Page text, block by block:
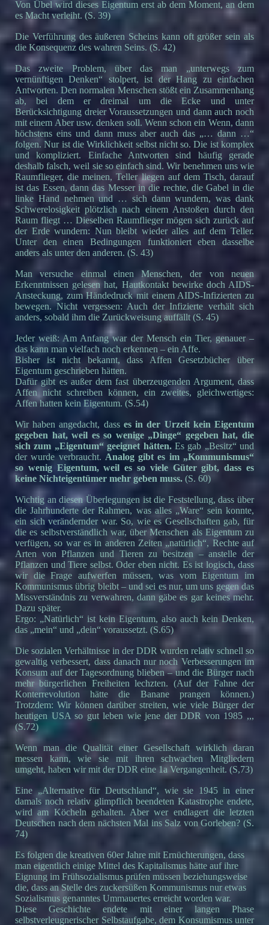
Von Übel wird dieses Eigentum erst ab dem Moment, an dem
es Macht verleiht. (S. 39)
Die Verführung des äußeren Scheins kann oft größer sein als
die Konsequenz des wahren Seins. (S. 42)
Das zweite Problem, über das man „unterwegs zum
vernünftigen Denken“ stolpert, ist der Hang zu einfachen
Antworten. Den normalen Menschen stößt ein Zusammenhang
ab, bei dem er dreimal um die Ecke und unter
Berücksichtigung dreier Voraussetzungen und dann auch noch
mit einem Aber usw. denken soll. Wenn schon ein Wenn, dann
höchstens eins und dann muss aber auch das „… dann …“
folgen. Nur ist die Wirklichkeit selbst nicht so. Die ist komplex
und kompliziert. Einfache Antworten sind häufig gerade
deshalb falsch, weil sie so einfach sind. Wir benehmen uns wie
Raumflieger, die meinen, Teller liegen auf dem Tisch, darauf
ist das Essen, dann das Messer in die rechte, die Gabel in die
linke Hand nehmen und … sich dann wundern, was dank
Schwerelosigkeit plötzlich nach einem Anstoßen durch den
Raum fliegt … Dieselben Raumflieger mögen sich zurück auf
der Erde wundern: Nun bleibt wieder alles auf dem Teller.
Unter den einen Bedingungen funktioniert eben dasselbe
anders als unter den anderen. (S. 43)
Man versuche einmal einen Menschen, der von neuen
Erkenntnissen gelesen hat, Hautkontakt bewirke doch AIDS-
Ansteckung, zum Händedruck mit einem AIDS-Infizierten zu
bewegen. Nicht vergessen: Auch der Infizierte verhält sich
anders, sobald ihm die Zurückweisung auffällt (S. 45)
Jeder weiß: Am Anfang war der Mensch ein Tier, genauer –
das kann man vielfach noch erkennen – ein Affe.
Bisher ist nicht bekannt, dass Affen Gesetzbücher über
Eigentum geschrieben hätten.
Dafür gibt es außer dem fast überzeugenden Argument, dass
Affen nicht schreiben können, ein zweites, gleichwertiges:
Affen hatten kein Eigentum. (S.54)
Wir haben angedacht, dass es in der Urzeit kein Eigentum
gegeben hat, weil es so wenige „Dinge“ gegeben hat, die
sich zum „Eigentum“ geeignet hätten.Es gab „Besitz“ und
der wurde verbraucht. Analog gibt es im „Kommunismus“
so wenig Eigentum, weil es so viele Güter gibt, dass es
keine Nichteigentümer mehr geben muss. (S. 60)
Wichtig an diesen Überlegungen ist die Feststellung, dass über
die Jahrhunderte der Rahmen, was alles „Ware“ sein konnte,
ein sich verändernder war. So, wie es Gesellschaften gab, für
die es selbstverständlich war, über Menschen als Eigentum zu
verfügen, so war es in anderen Zeiten „natürlich“, Rechte auf
Arten von Pflanzen und Tieren zu besitzen – anstelle der
Pflanzen und Tiere selbst. Oder eben nicht. Es ist logisch, dass
wir die Frage aufwerfen müssen, was vom Eigentum im
Kommunismus übrig bleibt – und sei es nur, um uns gegen das
Missverständnis zu verwahren, dann gäbe es gar keines mehr.
Dazu später.
Ergo: „Natürlich“ ist kein Eigentum, also auch kein Denken,
das „mein“ und „dein“ voraussetzt. (S.65)
Die sozialen Verhältnisse in der DDR wurden relativ schnell so
gewaltig verbessert, dass danach nur noch Verbesserungen im
Konsum auf der Tagesordnung blieben – und die Bürger nach
mehr bürgerlichen Freiheiten lechzten. (Auf der Fahne der
Konterrevolution hätte die Banane prangen können.)
Trotzdem: Wir können darüber streiten, wie viele Bürger der
heutigen USA so gut leben wie jene der DDR von 1985 ,,,
(S.72)
Wenn man die Qualität einer Gesellschaft wirklich daran
messen kann, wie sie mit ihren schwachen Mitgliedern
umgeht, haben wir mit der DDR eine 1a Vergangenheit. (S,73)
Eine „Alternative für Deutschland“, wie sie 1945 in einer
damals noch relativ glimpflich beendeten Katastrophe endete,
wird am Köcheln gehalten. Aber wer endlagert die letzten
Deutschen nach dem nächsten Mal ins Salz von Gorleben? (S.
74)
Es folgten die kreativen 60er Jahre mit Ernüchterungen, dass
man eigentlich einige Mittel des Kapitalismus hätte auf ihre
Eignung im Frühsozialismus prüfen müssen beziehungsweise
die, dass an Stelle des zuckersüßen Kommunismus nur etwas
Sozialismus genanntes Ummauertes erreicht worden war.
Diese Geschichte endete mit einer langen Phase
selbstverleugnerischer Selbstaufgabe, dem Konsumismus unter